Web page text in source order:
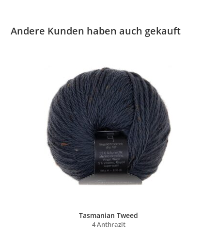
Andere Kunden haben auch gekauft
Tasmanian Tweed
4 Anthrazit